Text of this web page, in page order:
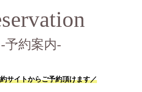
-予約案内-
サイトからご予約頂けます／